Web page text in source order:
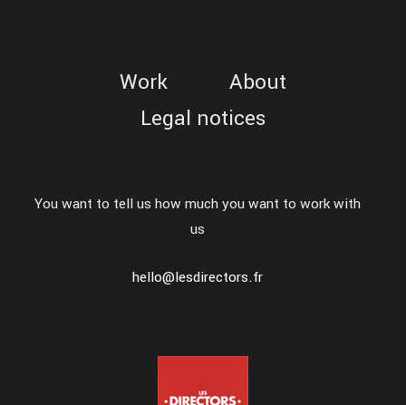
Work
About
Legal notices
You want to tell us how much you want to work with
us
hello@lesdirectors.fr